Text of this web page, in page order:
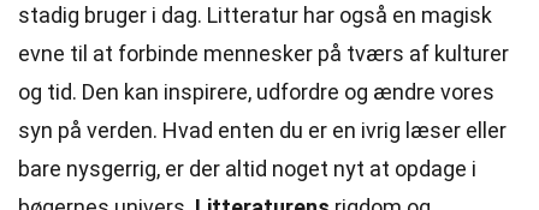
stadig bruger i dag. Litteratur har også en magisk
evne til at forbinde mennesker på tværs af kulturer
og tid. Den kan inspirere, udfordre og ændre vores
syn på verden. Hvad enten du er en ivrig læser eller
bare nysgerrig, er der altid noget nyt at opdage i